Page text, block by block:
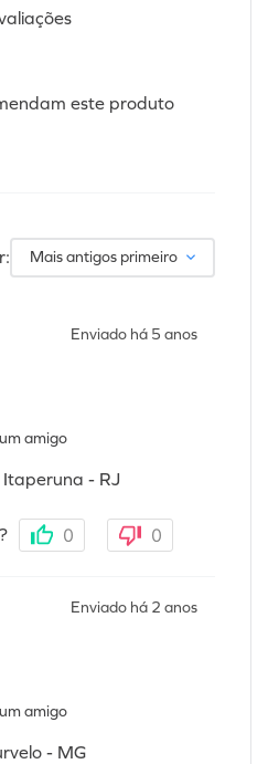
este produto
Mais antigos primeiro
Enviado há 5 anos
amigo
Itaperuna - RJ
0 0
Enviado há 2 anos
amigo
- MG